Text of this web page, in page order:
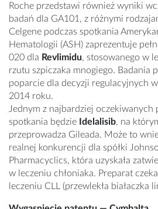
Roche przedstawi również wyniki
badań dla GA101, z różnymi
Celgene podczas spotkania
Hematologii (ASH) zaprezentuje
020 dla Revlimidu, stosowanego w
rzutu szpiczaka mnogiego. Badania
poparcie dla decyzji regulacyjnych
2014 roku.
Jednym z najbardziej oczekiwanych
spotkania będzie Idelalisib, na
przeprowadza Gileada. Może to
realnej konkurencji dla spółki
Pharmacyclics, która uzyskała
w leczeniu chłoniaka. Preparat
leczeniu CLL (przewlekła białaczka